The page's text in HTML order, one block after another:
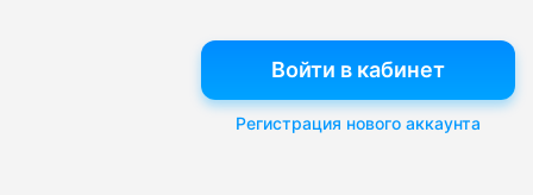
Войти в кабинет
Регистрация нового аккаунта